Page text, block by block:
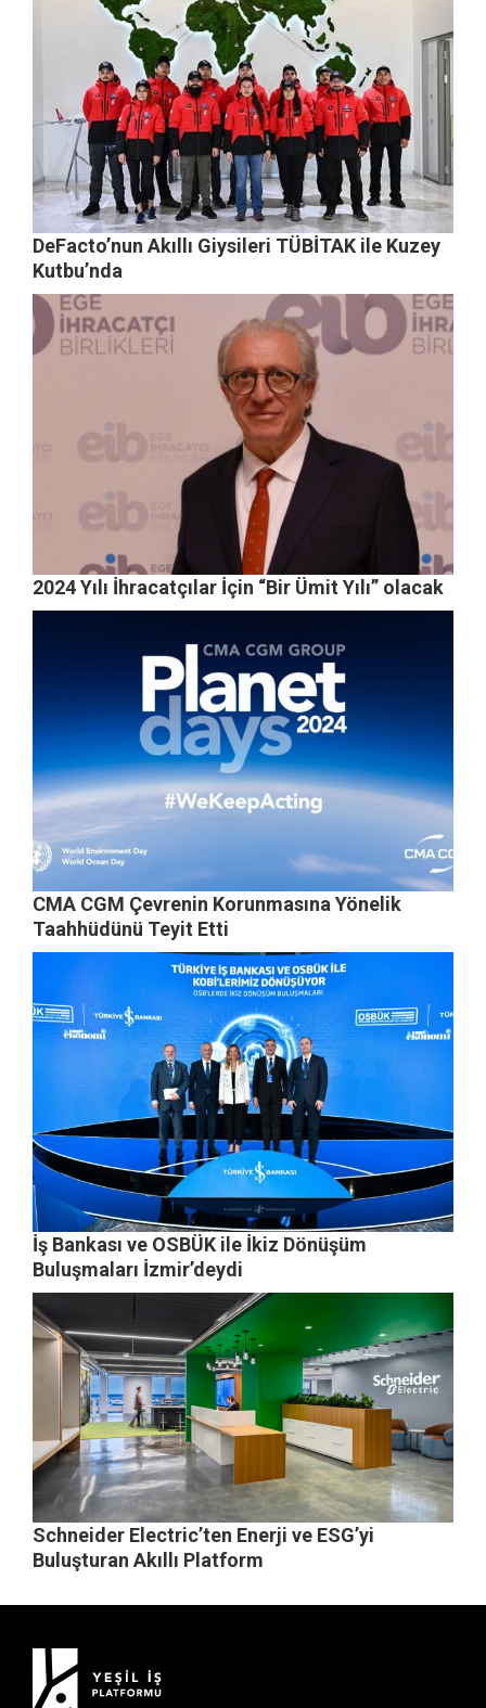
DeFacto’nun Akıllı Giysileri TÜBİTAK ile Kuzey
Kutbu’nda
2024 Yılı İhracatçılar İçin “Bir Ümit Yılı” olacak
CMA CGM Çevrenin Korunmasına Yönelik
Taahhüdünü Teyit Etti
İş Bankası ve OSBÜK ile İkiz Dönüşüm
Buluşmaları İzmir’deydi
Schneider Electric’ten Enerji ve ESG’yi
Buluşturan Akıllı Platform